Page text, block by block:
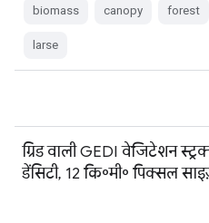
biomass canopy forest
larse
ग्रिड वाली GEDI वेजिटेशन
डेंसिटी, 12 कि॰मी॰ पिक्सल